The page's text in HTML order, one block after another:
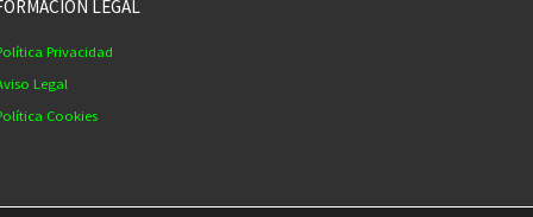
LEGAL
Privacidad
Legal
Cookies